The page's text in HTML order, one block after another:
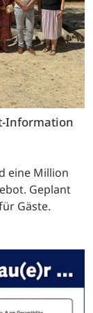
Information
eine Million
Geplant
Gäste.